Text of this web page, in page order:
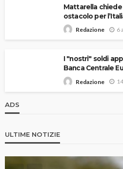
Mattarella chiede
ostacolo per
Redazione 6
I "nostri" soldi
Banca Centrale
Redazione
ADS
ULTIME NOTIZIE